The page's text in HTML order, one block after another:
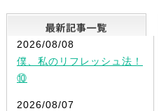
2026/08/08
僕、私のリフレッシュ法！
⑩
2026/08/07